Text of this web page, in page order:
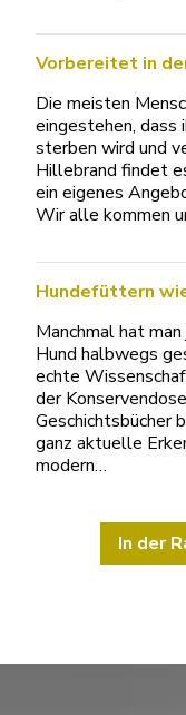
Vorbereitet in
Die meisten
eingestehen, dass
sterben wird und
Hillebrand findet
ein eigenes
Wir alle kommen
Hundefüttern
Manchmal hat
Hund halbwegs
echte
der
Geschichtsbücher
ganz aktuelle
modern…
In der